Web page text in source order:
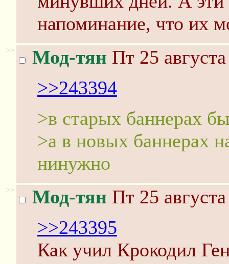
напоминание, что их
>> Мод-тян Пт 25
>>243394
>в старых баннерах
>а в новых баннерах
нинужно
>> Мод-тян Пт 25
>>243395
Как учил Крокодил